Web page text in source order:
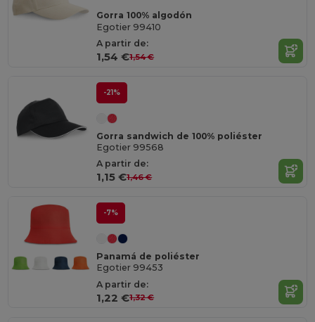
Gorra 100% algodón
Egotier 99410
A partir de:
1,54 €1,54 €
-21%
Gorra sandwich de 100% poliéster
Egotier 99568
A partir de:
1,15 €1,46 €
-7%
Panamá de poliéster
Egotier 99453
A partir de:
1,22 €1,32 €